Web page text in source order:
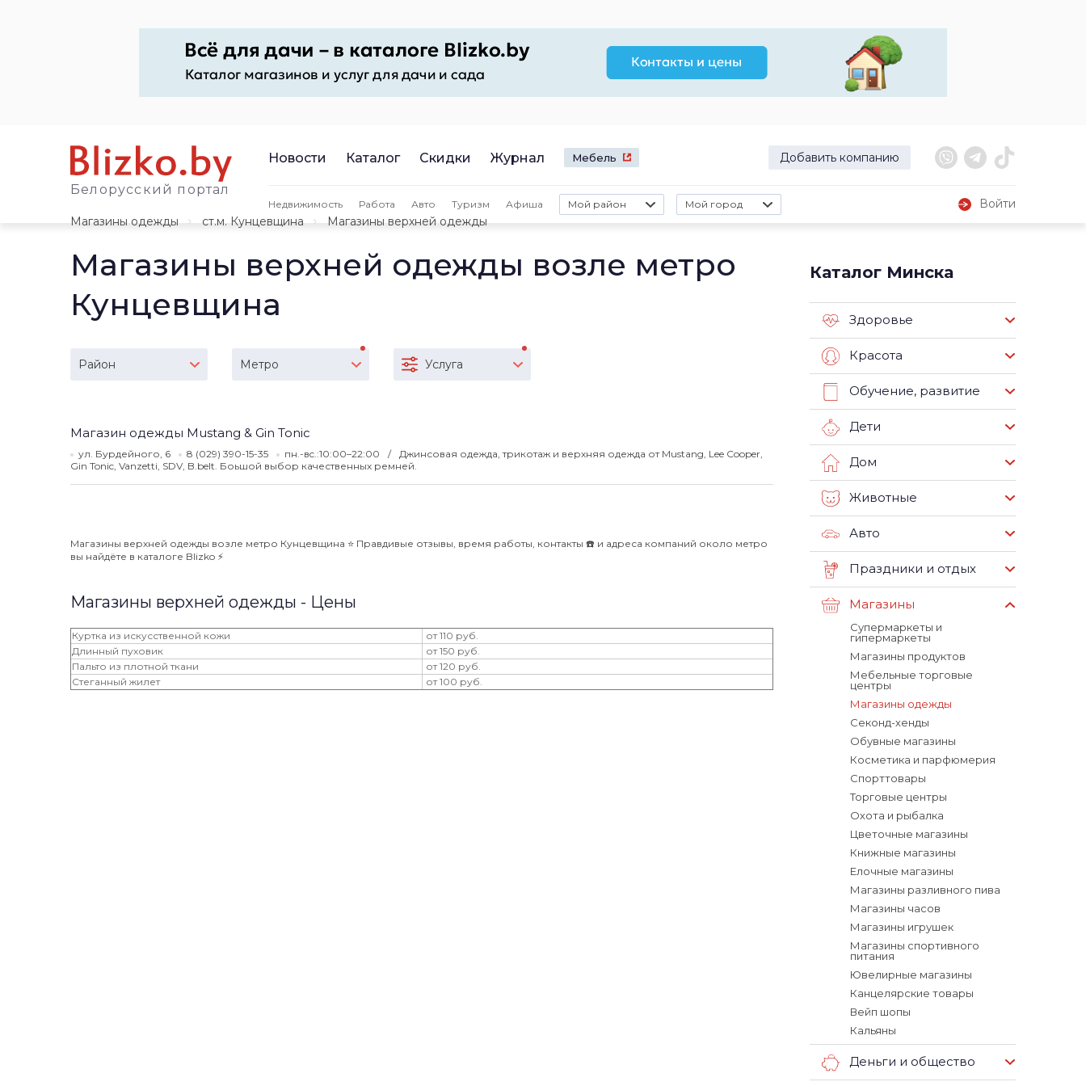
Белорусский портал
Новости Каталог Скидки Журнал Мебель Добавить компанию
Недвижимость Работа Авто Туризм Афиша Мой район Мой город
Войти
Магазины одежды
ст.м. Кунцевщина Магазины верхней одежды
Магазины верхней одежды возле метро
Кунцевщина
Район Метро Услуга
Магазин одежды Mustang & Gin Tonic
ул. Бурдейного, 6 8 (029) 390-15-35 пн.-вc.:10:00–22:00
Джинсовая одежда, трикотаж и верхняя одежда от Mustang, Lee Cooper,
Gin Tonic, Vanzetti, SDV, B.belt. Боьшой выбор качественных ремней.
Магазины верхней одежды возле метро Кунцевщина ⭐️ Правдивые отзывы, время работы, контакты ☎️ и адреса компаний около метро
вы найдёте в каталоге Blizko ⚡️
Магазины верхней одежды - Цены
Куртка из искусственной кожи
от 110 руб.
Длинный пуховик
от 150 руб.
Пальто из плотной ткани
от 120 руб.
Стеганный жилет
от 100 руб.
Каталог Минска
Здоровье
Красота
Обучение, развитие
Дети
Дом
Животные
Авто
Праздники и отдых
Магазины
Супермаркеты и
гипермаркеты
Магазины продуктов
Мебельные торговые
центры
Магазины одежды
Секонд-хенды
Обувные магазины
Косметика и парфюмерия
Спорттовары
Торговые центры
Охота и рыбалка
Цветочные магазины
Книжные магазины
Елочные магазины
Магазины разливного пива
Магазины часов
Магазины игрушек
Магазины спортивного
питания
Ювелирные магазины
Канцелярские товары
Вейп шопы
Кальяны
Деньги и общество